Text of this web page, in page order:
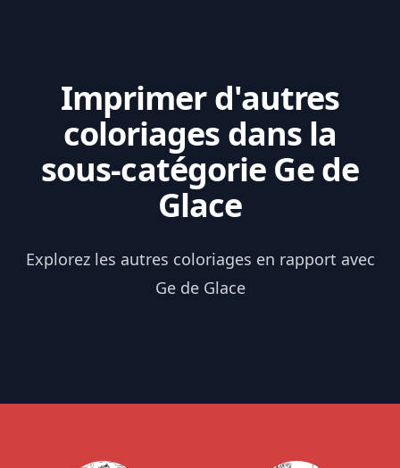
Imprimer d'autres
coloriages dans la
sous-catégorie Ge de
Glace
Explorez les autres coloriages en rapport avec
Ge de Glace